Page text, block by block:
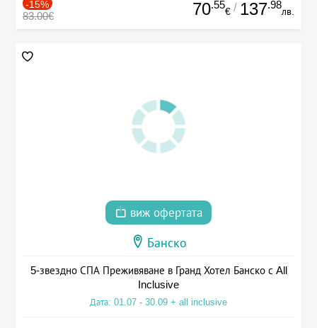
-15%
83.00€ 70.55
€ / 137.98
лв.
виж офертата
Банско
5-звездно СПА Преживяване в Гранд Хотел Банско с All
Inclusive
Дата: 01.07 - 30.09 + all inclusive